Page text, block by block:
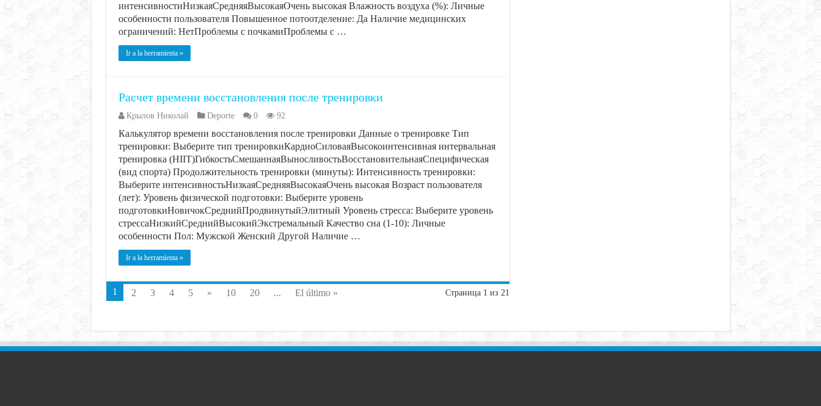
интенсивностиНизкаяСредняяВысокаяОчень высокая Влажность воздуха (%): Личные
особенности пользователя Повышенное потоотделение: Да Наличие медицинских
ограничений: НетПроблемы с почкамиПроблемы с …
Ir a la herramienta »
Расчет времени восстановления после тренировки
Крылов Николай Deporte 0 92
Калькулятор времени восстановления после тренировки Данные о тренировке Тип
тренировки: Выберите тип тренировкиКардиоСиловаяВысокоинтенсивная интервальная
тренировка (HIIT)ГибкостьСмешаннаяВыносливостьВосстановительнаяСпецифическая
(вид спорта) Продолжительность тренировки (минуты): Интенсивность тренировки:
Выберите интенсивностьНизкаяСредняяВысокаяОчень высокая Возраст пользователя
(лет): Уровень физической подготовки: Выберите уровень
подготовкиНовичокСреднийПродвинутыйЭлитный Уровень стресса: Выберите уровень
стрессаНизкийСреднийВысокийЭкстремальный Качество сна (1-10): Личные
особенности Пол: Мужской Женский Другой Наличие …
Ir a la herramienta »
Страница 1 из 21
1 2 3 4 5 » 10 20 ... El último »